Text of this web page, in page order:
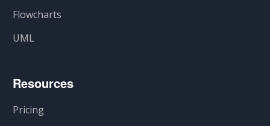
Flowcharts
UML
Resources
Pricing